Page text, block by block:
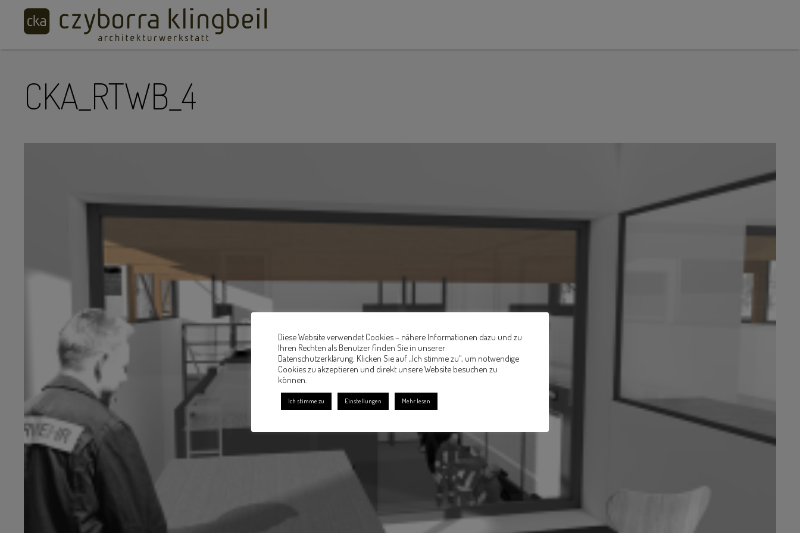
CKA_RTWB_4
Diese Website verwendet Cookies – nähere Informationen dazu und zu
Ihren Rechten als Benutzer finden Sie in unserer
Datenschutzerklärung. Klicken Sie auf „Ich stimme zu“, um notwendige
Cookies zu akzeptieren und direkt unsere Website besuchen zu
können.
Ich stimme zu Einstellungen Mehr lesen